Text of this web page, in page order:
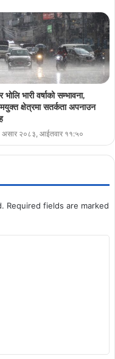
भारी वर्षाको सम्भावना,
क्षेत्रमा सतर्कता अपनाउन
असार २०८३, आईतवार ११:५०
Required fields are marked